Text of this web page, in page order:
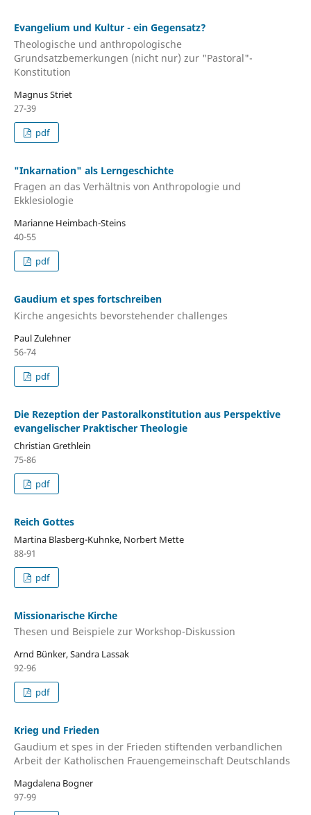
Evangelium und Kultur - ein Gegensatz?
Theologische und anthropologische
Grundsatzbemerkungen (nicht nur) zur "Pastoral"-
Konstitution
Magnus Striet
27-39
pdf
"Inkarnation" als Lerngeschichte
Fragen an das Verhältnis von Anthropologie und
Ekklesiologie
Marianne Heimbach-Steins
40-55
pdf
Gaudium et spes fortschreiben
Kirche angesichts bevorstehender challenges
Paul Zulehner
56-74
pdf
Die Rezeption der Pastoralkonstitution aus Perspektive
evangelischer Praktischer Theologie
Christian Grethlein
75-86
pdf
Reich Gottes
Martina Blasberg-Kuhnke, Norbert Mette
88-91
pdf
Missionarische Kirche
Thesen und Beispiele zur Workshop-Diskussion
Arnd Bünker, Sandra Lassak
92-96
pdf
Krieg und Frieden
Gaudium et spes in der Frieden stiftenden verbandlichen
Arbeit der Katholischen Frauengemeinschaft Deutschlands
Magdalena Bogner
97-99